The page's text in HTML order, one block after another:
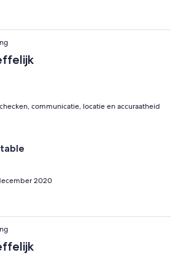
communicatie, locatie en accuraatheid
2020